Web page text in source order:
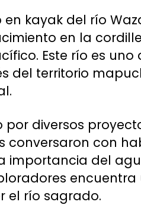
kayak del río
en la
Este río es uno
del territorio
diversos
conversaron con
importancia del
encuentra
el río sagrado.